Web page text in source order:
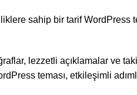
sahip bir tarif WordPress
lezzetli açıklamalar ve
teması, etkileşimli